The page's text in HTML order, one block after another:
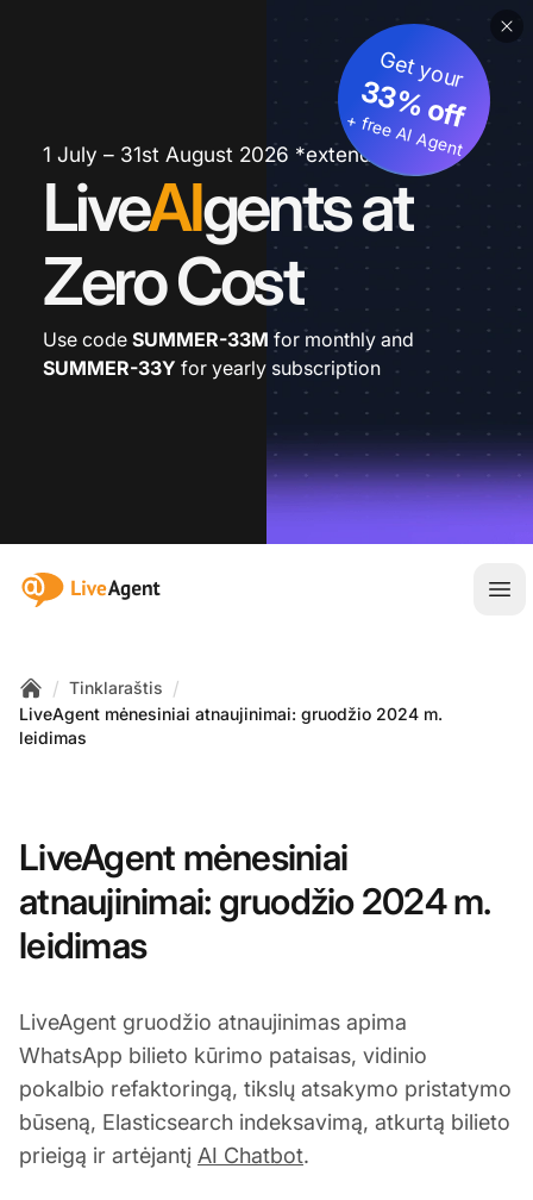
1 July – 31st August 2026 *extended
LiveAIgents at
Zero Cost
Get your
33% off
+ free AI Agent
Use code SUMMER-33M for monthly and
SUMMER-33Y for yearly subscription
:site.title
Home
/ Tinklaraštis /
LiveAgent mėnesiniai atnaujinimai: gruodžio 2024 m.
leidimas
LiveAgent mėnesiniai
atnaujinimai: gruodžio 2024 m.
leidimas
LiveAgent gruodžio atnaujinimas apima
WhatsApp bilieto kūrimo pataisas, vidinio
pokalbio refaktoringą, tikslų atsakymo pristatymo
būseną, Elasticsearch indeksavimą, atkurtą bilieto
prieigą ir artėjantį AI Chatbot.